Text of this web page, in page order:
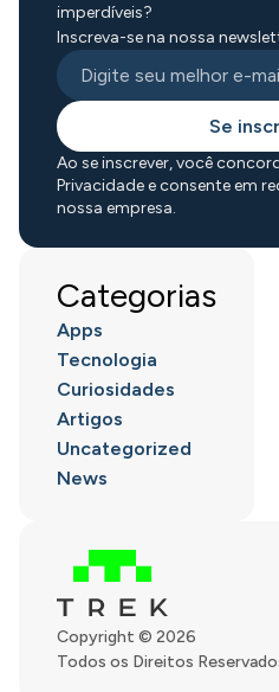
Copyright © 2026
Todos os Direitos
imperdíveis?
Inscreva-se na nossa
Se
Ao se inscrever, você
Privacidade e consente em
nossa empresa.
Categorias
Apps
Tecnologia
Curiosidades
Artigos
Uncategorized
News